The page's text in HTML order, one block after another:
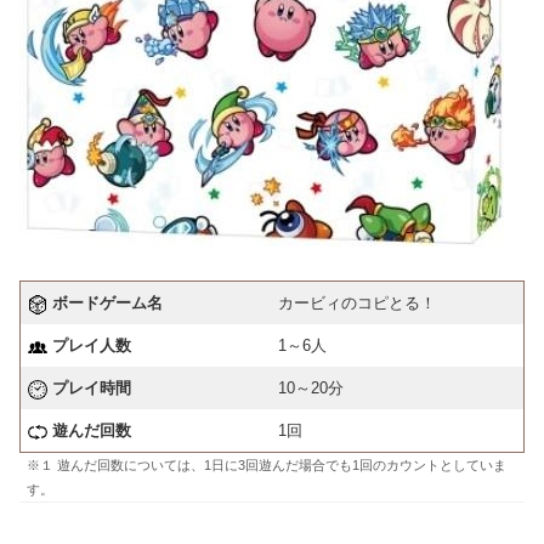
ボードゲーム名 カービィのコピとる！
プレイ人数 1～6人
プレイ時間 10～20分
遊んだ回数 1回
※１ 遊んだ回数については、1日に3回遊んだ場合でも1回のカウントとしていま
す。